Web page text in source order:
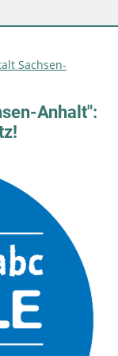
Sachsen-
Anhalt":